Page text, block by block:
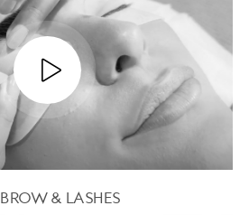
BROW & LASHES